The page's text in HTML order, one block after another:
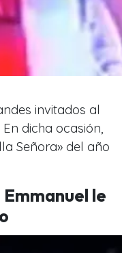
invitados al
dicha ocasión,
Señora» del año
Emmanuel le